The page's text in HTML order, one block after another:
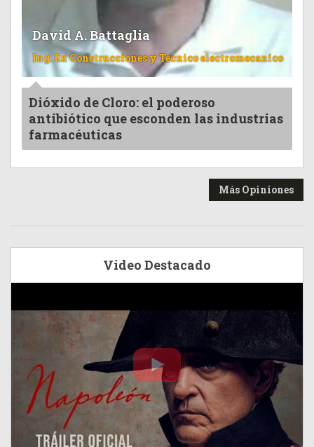
David A. Battaglia
Ing. En Construcciones y Tecnico electromecanico
Dióxido de Cloro: el poderoso
antibiótico que esconden las industrias
farmacéuticas
Más Opiniones
Video Destacado